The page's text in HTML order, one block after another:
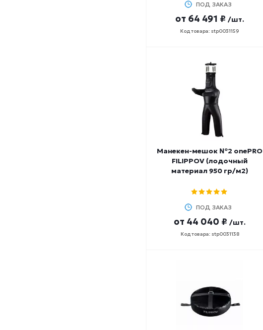
ПОД ЗАКАЗ
от 64 491 ₽ /шт.
Код товара: stp0031159
Манекен-мешок №2 onePRO
FILIPPOV (лодочный
материал 950 гр/м2)
ПОД ЗАКАЗ
от 44 040 ₽ /шт.
Код товара: stp0031138